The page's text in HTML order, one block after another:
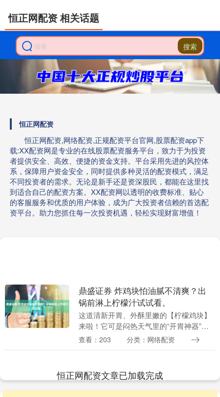
搜索
恒正网配资
恒正网配资,网络配资,正规配资平台官网,股票配资app下
载:XX配资网是专业的在线股票配资服务平台，致力于为投资
者提供安全、高效、便捷的资金支持。平台采用先进的风控体
系，保障用户资金安全，同时提供多种灵活的配资模式，满足
不同投资者的需求。无论是新手还是资深股民，都能在这里找
到适合自己的配资方案。XX配资网以透明的收费标准、贴心
的客服服务和优质的用户体验，成为广大投资者信赖的首选配
资平台。助力您抓住每一次投资机遇，轻松实现财富增值！
恒正网配资 相关话题
鼎盛证券 炸鸡块怕油腻不清爽？出
锅前淋上柠檬汁试试看。
这道清新开胃、外酥里嫩的【柠檬鸡块】
来啦！它可是闷热天气里的“开胃神器”，
酸甜的酱汁包裹着酥脆的鸡块，吃一口就
查看：203 分类：网络配资
恒正网配资文章已加载完成